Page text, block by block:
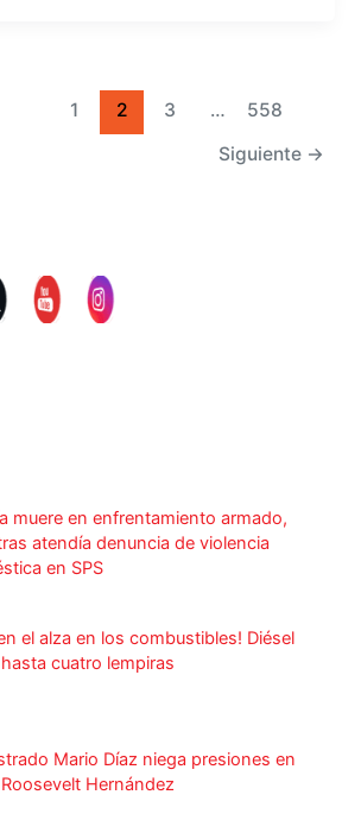
1 2 3 …
558
Siguiente →
muere en enfrentamiento armado,
atendía denuncia de violencia
en SPS
el alza en los combustibles! Diésel
cuatro lempiras
Mario Díaz niega presiones en
Hernández